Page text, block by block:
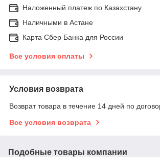
Наложенный платеж по Казахстану
Наличными в Астане
Карта Сбер Банка для России
Все условия оплаты
Условия возврата
Возврат товара в течение 14 дней по
Все условия возврата
Подобные товары компании